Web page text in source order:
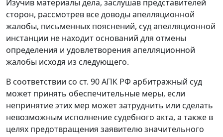
Изучив материалы дела, заслушав представителей
сторон, рассмотрев все доводы апелляционной
жалобы, письменных пояснений, суд апелляционной
инстанции не находит оснований для отмены
определения и удовлетворения апелляционной
жалобы исходя из следующего.
В соответствии со ст. 90АПК РФ арбитражный суд
может принять обеспечительные меры, если
непринятие этих мер может затруднить или сделать
невозможным исполнение судебного акта, а также в
целях предотвращения заявителю значительного